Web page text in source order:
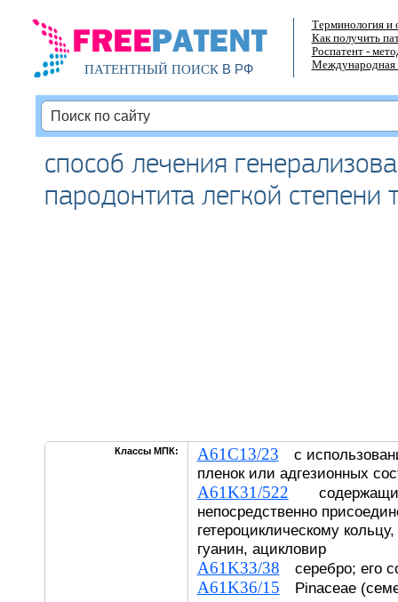
ПАТЕНТНЫЙ ПОИСКВ РФ
Терминология и
Как получить
Роспатент -
Международная
способ лечения
пародонтита легкой степени
Классы МПК: A61C13/23 с
пленок или адгезионных
A61K31/522 содержащие
непосредственно
гетероциклическому
гуанин, ацикловир
A61K33/38 серебро; его
A61K36/15 Pinaceae